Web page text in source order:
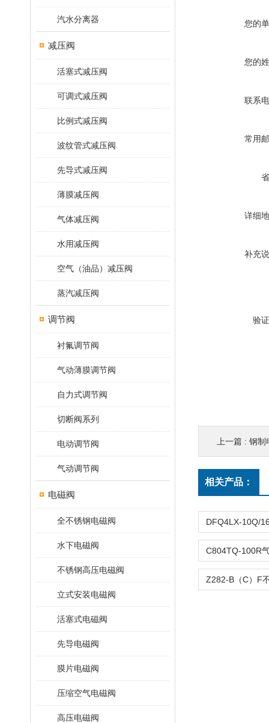
汽水分离器
减压阀
活塞式减压阀
可调式减压阀
比例式减压阀
波纹管式减压阀
先导式减压阀
薄膜减压阀
气体减压阀
水用减压阀
空气（油品）减压阀
蒸汽减压阀
调节阀
衬氟调节阀
气动薄膜调节阀
自力式调节阀
切断阀系列
电动调节阀
气动调节阀
电磁阀
全不锈钢电磁阀
水下电磁阀
不锈钢高压电磁阀
立式安装电磁阀
活塞式电磁阀
先导电磁阀
膜片电磁阀
压缩空气电磁阀
高压电磁阀
您的
您的
联系
常用
详细
补充
验
上一篇 : 钢制
相关产品：